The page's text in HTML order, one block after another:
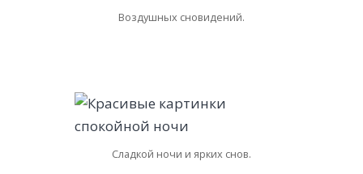
Воздушных сновидений.
Сладкой ночи и ярких снов.